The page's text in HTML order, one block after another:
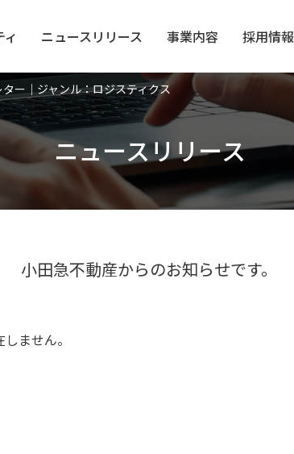
ィ ニュースリリース 事業内容 採用情報
ー｜ジャンル：ロジスティクス
ニュースリリース
小田急不動産からのお知らせです。
ません。